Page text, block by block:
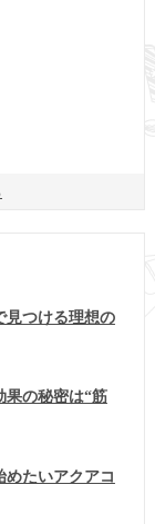
見つける理想の
果の秘密は“筋
めたいアクアコ